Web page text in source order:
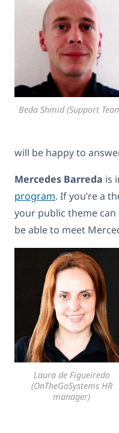
Beda Shmid (Support
will be happy to
Mercedes Barreda is
program. If you’re a
your public theme
be able to meet
Laura de Figueiredo
(OnTheGoSystems HR
manager)